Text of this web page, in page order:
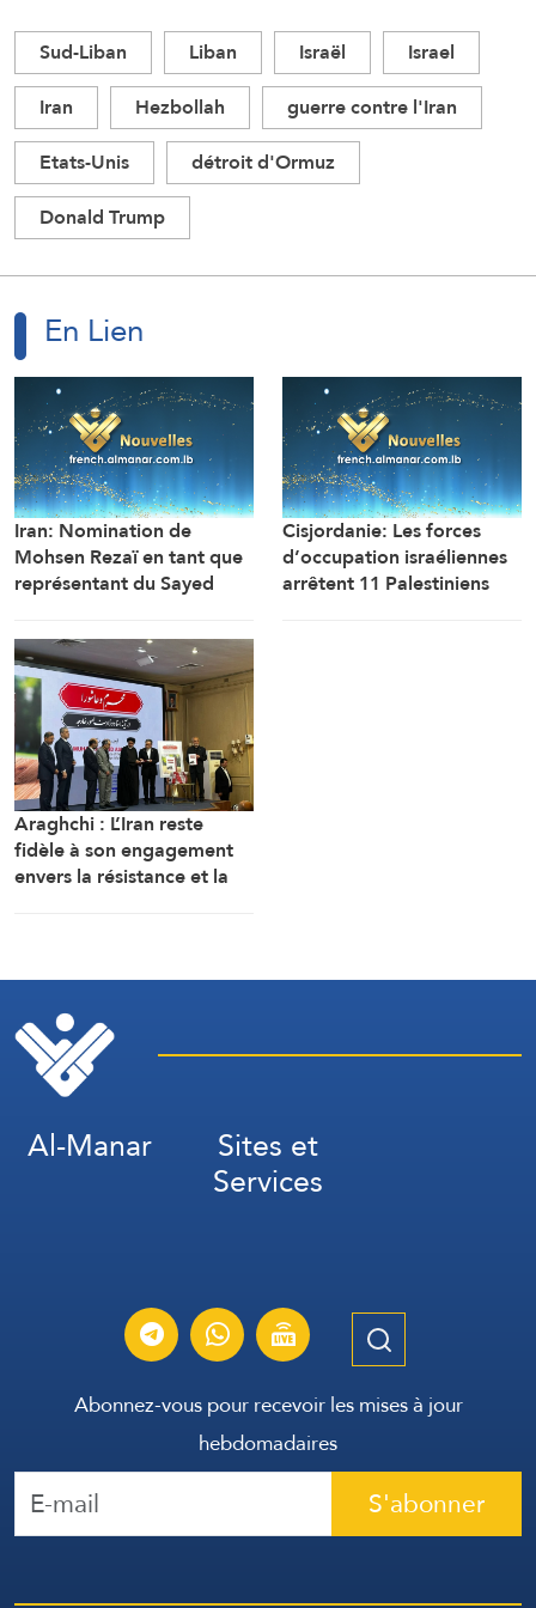
Sud-Liban Liban Israël
Israel
Iran
Hezbollah
guerre contre l'Iran
Etats-Unis
détroit d'Ormuz
Donald Trump
En Lien
Iran: Nomination de
Mohsen Rezaï en tant que
représentant du Sayed
suprême de sécurité
nationale iranien et
secrétaire de cette
instance.
Cisjordanie: Les forces
d’occupation israéliennes
arrêtent 11 Palestiniens
Araghchi : L’Iran reste
fidèle à son engagement
envers la résistance et la
Al-Manar Sites et
Services
Abonnez-vous pour recevoir les mises à jour
hebdomadaires
S'abonner